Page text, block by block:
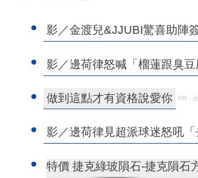
影／金渡兒&JJUBI驚喜助陣
影／邊荷律怒喊「榴蓮跟臭
做到這點才有資格說愛你 PR・
影／邊荷律見超派球迷怒吼
特價 捷克綠玻隕石-捷克隕石